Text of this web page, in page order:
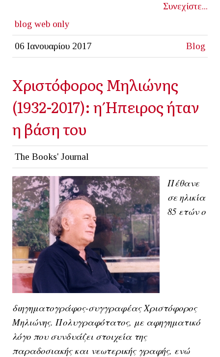
Συνεχίστε...
blog web only
06 Ιανουαρίου 2017 Blog
Χριστόφορος Μηλιώνης
(1932-2017): η Ήπειρος ήταν
η βάση του
The Books' Journal
Πέθανε
σε ηλικία
85 ετών ο
διηγηματογράφος-συγγραφέας Χριστόφορος
Μηλιώνης. Πολυγραφότατος, με αφηγηματικό
λόγο που συνδυάζει στοιχεία της
παραδοσιακής και νεωτερικής γραφής, ενώ